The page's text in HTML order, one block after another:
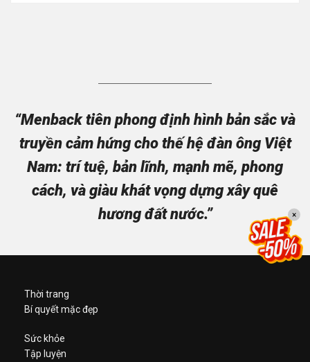
“Menback tiên phong định hình bản sắc và
truyền cảm hứng cho thế hệ đàn ông Việt
Nam: trí tuệ, bản lĩnh, mạnh mẽ, phong
cách, và giàu khát vọng dựng xây quê
hương đất nước.”
Thời trang
Bí quyết mặc đẹp
Sức khỏe
Tập luyện
×